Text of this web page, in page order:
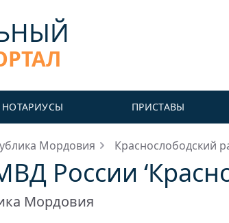
НОТАРИУСЫ ПРИСТАВЫ
Мордовия Краснослободский
России
Мордовия